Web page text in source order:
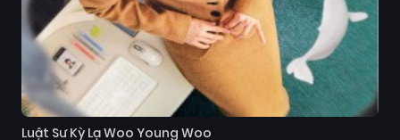
Luật Sư Kỳ Lạ Woo Young Woo